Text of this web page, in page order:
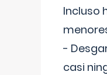
Incluso
-
casi